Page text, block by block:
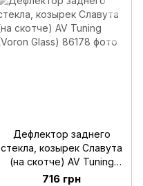
Дефлектор заднего
стекла, козырек Славута
(на скотче) AV Tuning
(Voron Glass)
716 грн